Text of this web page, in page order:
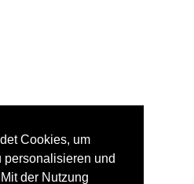
Cookies, um
personalisieren und
der Nutzung